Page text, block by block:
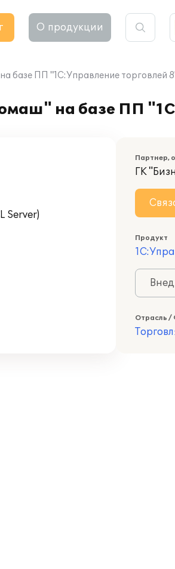
О продукции
базе ПП "1C:Управление торговлей
на базе ПП
Server)
Партнер,
ГК
Продукт
Отрасль /